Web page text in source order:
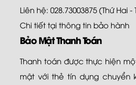
Liên hệ: 028.73003875 (Thứ Hai -
Chi tiết tại thông tin bảo hành
Bảo Mật Thanh Toán
Thanh toán được thực hiện
mật với thẻ tín dụng chuyển